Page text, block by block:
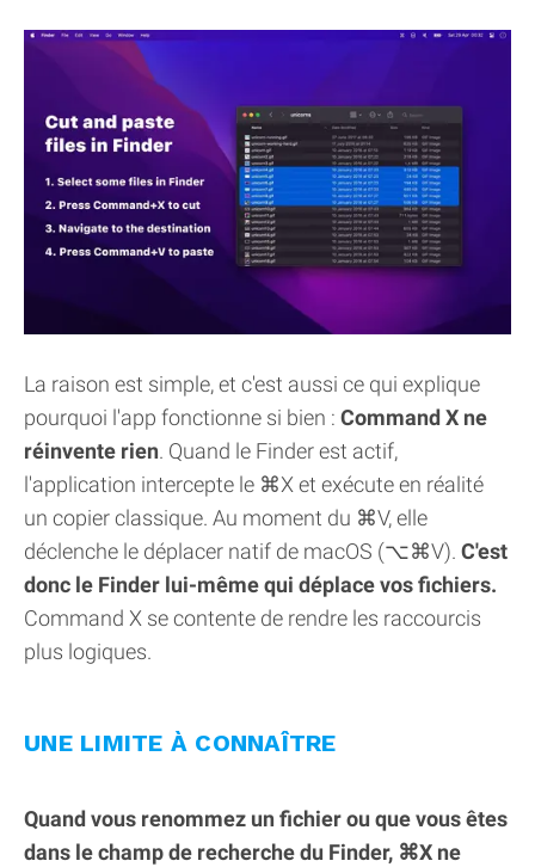
La raison est simple, et c'est aussi ce qui explique
pourquoi l'app fonctionne si bien : Command X ne
réinvente rien. Quand le Finder est actif,
l'application intercepte le ⌘X et exécute en réalité
un copier classique. Au moment du ⌘V, elle
déclenche le déplacer natif de macOS (⌥⌘V). C'est
donc le Finder lui-même qui déplace vos fichiers.
Command X se contente de rendre les raccourcis
plus logiques.
UNE LIMITE À CONNAÎTRE
Quand vous renommez un fichier ou que vous êtes
dans le champ de recherche du Finder, ⌘X ne